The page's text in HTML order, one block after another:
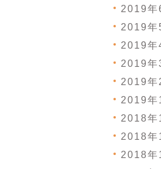
2019年
2019年
2019年
2019年
2019年
2019年
2018年
2018年
2018年